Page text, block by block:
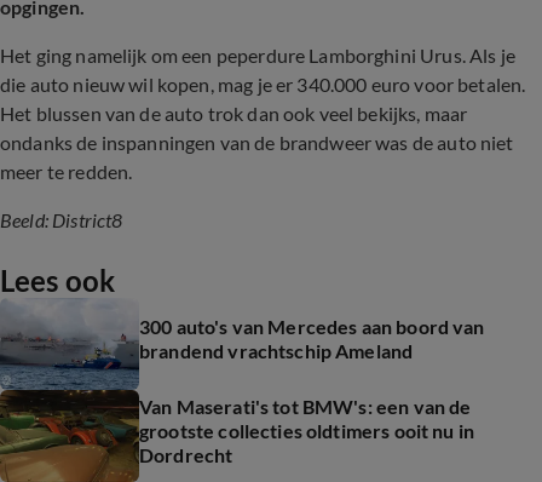
opgingen.
Het ging namelijk om een peperdure Lamborghini Urus. Als je
die auto nieuw wil kopen, mag je er 340.000 euro voor betalen.
Het blussen van de auto trok dan ook veel bekijks, maar
ondanks de inspanningen van de brandweer was de auto niet
meer te redden.
Beeld: District8
Lees ook
300 auto's van Mercedes aan boord van
brandend vrachtschip Ameland
Van Maserati's tot BMW's: een van de
grootste collecties oldtimers ooit nu in
Dordrecht